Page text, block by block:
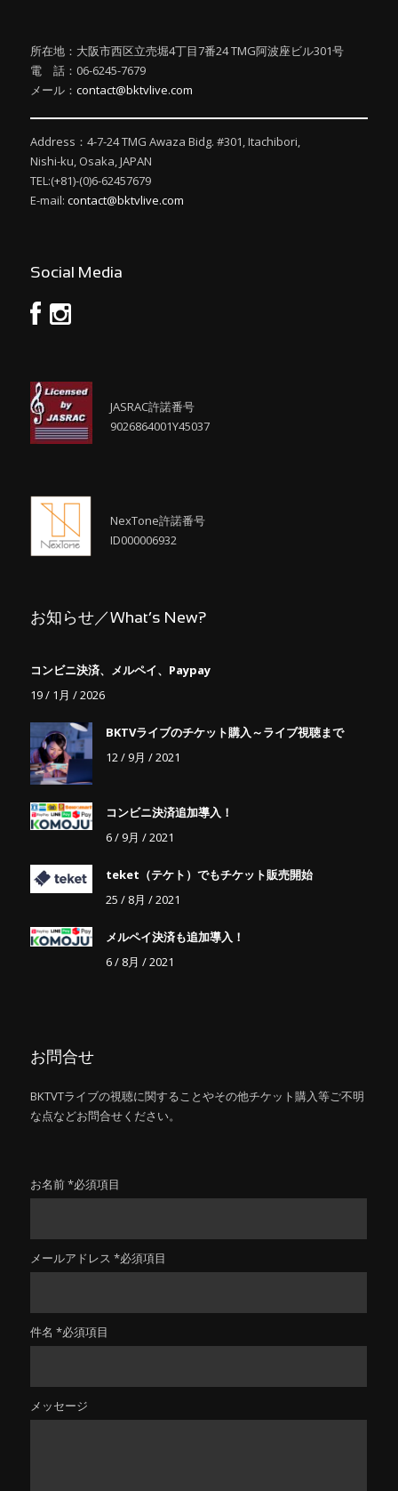
所在地：大阪市西区立売堀4丁目7番24 TMG阿波座ビル301号
電 話：06-6245-7679
メール： contact@bktvlive.com
Address：4-7-24 TMG Awaza Bidg. #301, Itachibori,
Nishi-ku, Osaka, JAPAN
TEL:(+81)-(0)6-62457679
E-mail: contact@bktvlive.com
Social Media
JASRAC許諾番号
9026864001Y45037
NexTone許諾番号
ID000006932
お知らせ／What’s New?
コンビニ決済、メルペイ、Paypay
19 / 1月 / 2026
BKTVライブのチケット購入～ライブ視聴まで
12 / 9月 / 2021
コンビニ決済追加導入！
6 / 9月 / 2021
teket（テケト）でもチケット販売開始
25 / 8月 / 2021
メルペイ決済も追加導入！
6 / 8月 / 2021
お問合せ
BKTVTライブの視聴に関することやその他チケット購入等ご不明
な点などお問合せください。
お名前 *必須項目
メールアドレス *必須項目
件名 *必須項目
メッセージ